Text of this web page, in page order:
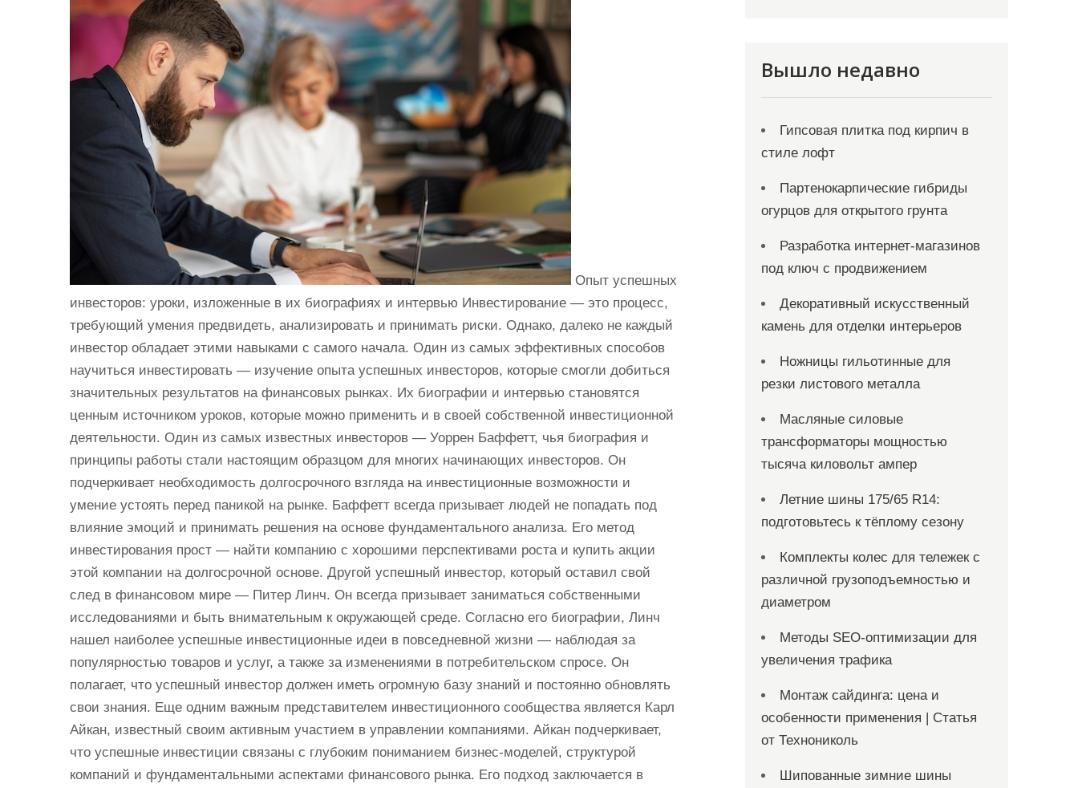
Опыт успешных
инвесторов: уроки, изложенные в их биографиях и интервью Инвестирование — это процесс,
требующий умения предвидеть, анализировать и принимать риски. Однако, далеко не каждый
инвестор обладает этими навыками с самого начала. Один из самых эффективных способов
научиться инвестировать — изучение опыта успешных инвесторов, которые смогли добиться
значительных результатов на финансовых рынках. Их биографии и интервью становятся
ценным источником уроков, которые можно применить и в своей собственной инвестиционной
деятельности. Один из самых известных инвесторов — Уоррен Баффетт, чья биография и
принципы работы стали настоящим образцом для многих начинающих инвесторов. Он
подчеркивает необходимость долгосрочного взгляда на инвестиционные возможности и
умение устоять перед паникой на рынке. Баффетт всегда призывает людей не попадать под
влияние эмоций и принимать решения на основе фундаментального анализа. Его метод
инвестирования прост — найти компанию с хорошими перспективами роста и купить акции
этой компании на долгосрочной основе. Другой успешный инвестор, который оставил свой
след в финансовом мире — Питер Линч. Он всегда призывает заниматься собственными
исследованиями и быть внимательным к окружающей среде. Согласно его биографии, Линч
нашел наиболее успешные инвестиционные идеи в повседневной жизни — наблюдая за
популярностью товаров и услуг, а также за изменениями в потребительском спросе. Он
полагает, что успешный инвестор должен иметь огромную базу знаний и постоянно обновлять
свои знания. Еще одним важным представителем инвестиционного сообщества является Карл
Айкан, известный своим активным участием в управлении компаниями. Айкан подчеркивает,
что успешные инвестиции связаны с глубоким пониманием бизнес-моделей, структурой
компаний и фундаментальными аспектами финансового рынка. Его подход заключается в
Вышло недавно
Гипсовая плитка под кирпич в
стиле лофт
Партенокарпические гибриды
огурцов для открытого грунта
Разработка интернет-магазинов
под ключ с продвижением
Декоративный искусственный
камень для отделки интерьеров
Ножницы гильотинные для
резки листового металла
Масляные силовые
трансформаторы мощностью
тысяча киловольт ампер
Летние шины 175/65 R14:
подготовьтесь к тёплому сезону
Комплекты колес для тележек с
различной грузоподъемностью и
диаметром
Методы SEO-оптимизации для
увеличения трафика
Монтаж сайдинга: цена и
особенности применения | Статья
от Технониколь
Шипованные зимние шины